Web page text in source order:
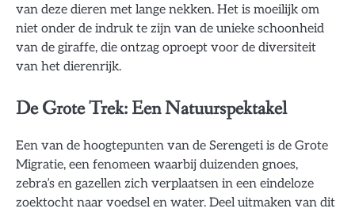
van deze dieren met lange nekken. Het is moeilijk om
niet onder de indruk te zijn van de unieke schoonheid
van de giraffe, die ontzag oproept voor de diversiteit
van het dierenrijk.
De Grote Trek: Een Natuurspektakel
Een van de hoogtepunten van de Serengeti is de Grote
Migratie, een fenomeen waarbij duizenden gnoes,
zebra’s en gazellen zich verplaatsen in een eindeloze
zoektocht naar voedsel en water. Deel uitmaken van dit